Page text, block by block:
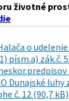
životné
o
písm.a) zák.č.
Dunajské luhy
č. 12 (90,7 kB)